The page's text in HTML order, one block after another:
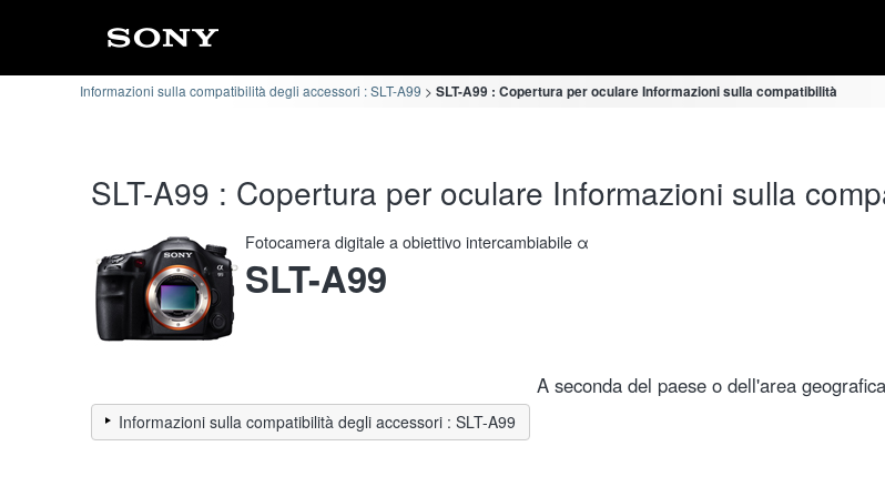
Informazioni sulla compatibilità degli accessori : SLT-A99 SLT-A99 : Copertura per oculare Informazioni sulla compatibilità
SLT-A99 : Copertura per oculare Informazioni sulla
Fotocamera digitale a obiettivo intercambiabile α
SLT-A99
A seconda del paese o dell'area
Informazioni sulla compatibilità degli accessori : SLT-A99